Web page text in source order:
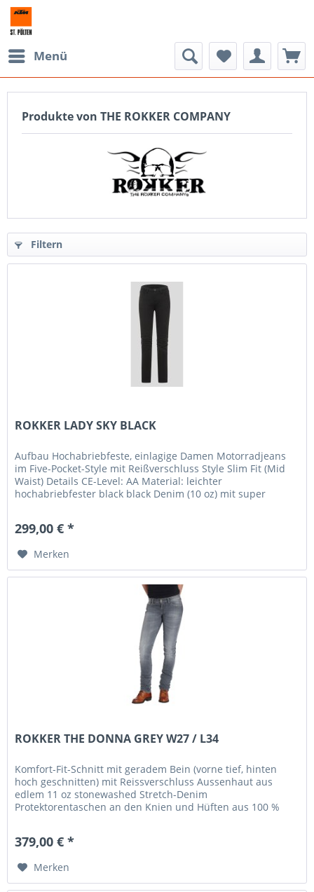
Menü
Produkte von THE ROKKER COMPANY
Filtern
ROKKER LADY SKY BLACK
Aufbau Hochabriebfeste, einlagige Damen Motorradjeans
im Five-Pocket-Style mit Reißverschluss Style Slim Fit (Mid
Waist) Details CE-Level: AA Material: leichter
hochabriebfester black black Denim (10 oz) mit super
299,00 € *
Merken
ROKKER THE DONNA GREY W27 / L34
Komfort-Fit-Schnitt mit geradem Bein (vorne tief, hinten
hoch geschnitten) mit Reissverschluss Aussenhaut aus
edlem 11 oz stonewashed Stretch-Denim
Protektorentaschen an den Knien und Hüften aus 100 %
379,00 € *
Merken